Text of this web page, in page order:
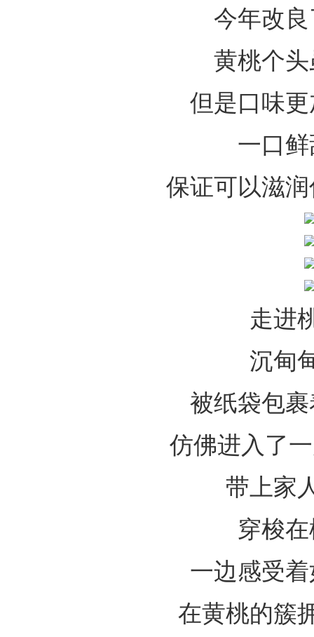
今年改
黄桃个
但是口味
一口
保证可以滋
走进
沉甸
被纸袋包
仿佛进入了
带上家
穿梭
一边感受
在黄桃的簇